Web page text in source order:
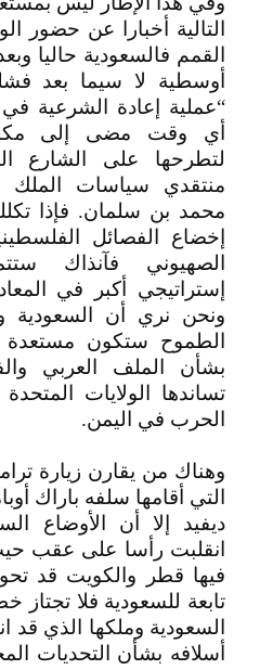
التالية أخبارا عن حضور
القمم فالسعودية حاليا
أوسطية لا سيما بعد
“عملية إعادة الشرعية
أي وقت مضى إلى
لتطرحها على الشارع
منتقدي سياسات الملك
محمد بن سلمان. فإذا
إخضاع الفصائل
الصهيوني فآنذاك
إستراتيجي أكبر في
ونحن نري أن السعودية
الطموح ستكون مستعدة
بشأن الملف العربي
تساندها الولايات
الحرب في اليمن.
وهناك من يقارن زيارة
ديفيد إلا أن الأوضاع
انقلبت رأسا على عقب
فيها قطر والكويت قد
تابعة للسعودية فلا تجتاز
السعودية وملكها الذي
أسلافه بشأن التحديات